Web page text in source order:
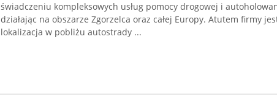
świadczeniu kompleksowych usług pomocy drogowej i
działając na obszarze Zgorzelca oraz całej Europy. Atutem firmy
lokalizacja w pobliżu autostrady ...